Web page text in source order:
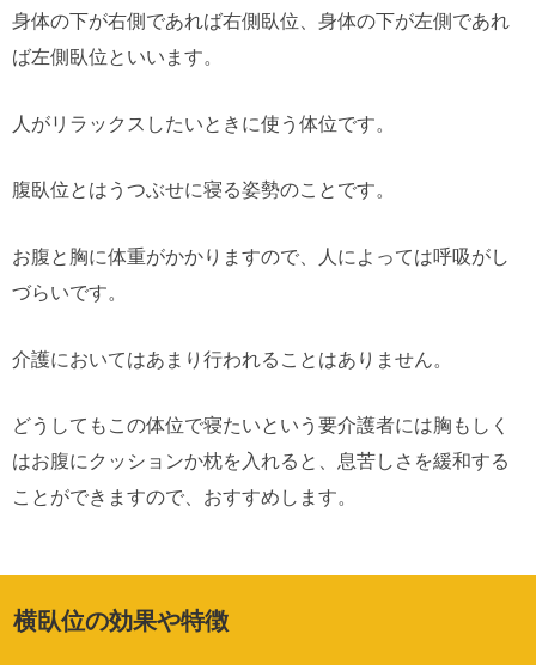
身体の下が右側であれば右側臥位、身体の下が左側であれ
ば左側臥位といいます。
人がリラックスしたいときに使う体位です。
腹臥位とはうつぶせに寝る姿勢のことです。
お腹と胸に体重がかかりますので、人によっては呼吸がし
づらいです。
介護においてはあまり行われることはありません。
どうしてもこの体位で寝たいという要介護者には胸もしく
はお腹にクッションか枕を入れると、息苦しさを緩和する
ことができますので、おすすめします。
横臥位の効果や特徴